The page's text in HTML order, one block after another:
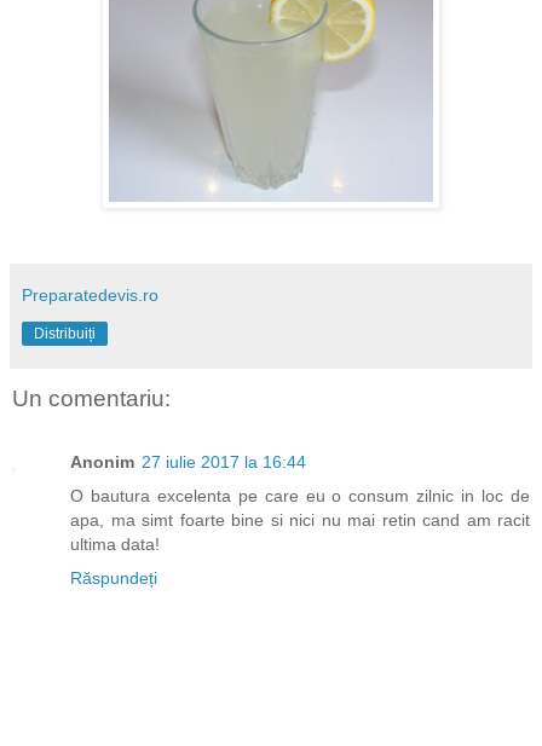
Preparatedevis.ro
Distribuiți
Un comentariu:
Anonim 27 iulie 2017 la 16:44
O bautura excelenta pe care eu o consum zilnic in loc de
apa, ma simt foarte bine si nici nu mai retin cand am racit
ultima data!
Răspundeți